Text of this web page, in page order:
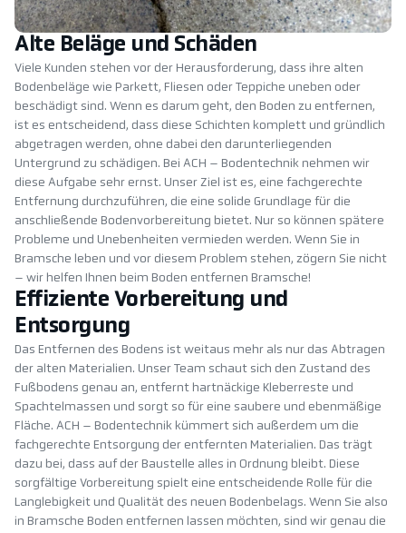
Alte Beläge und Schäden
Viele Kunden stehen vor der Herausforderung, dass ihre alten
Bodenbeläge wie Parkett, Fliesen oder Teppiche uneben oder
beschädigt sind. Wenn es darum geht, den Boden zu entfernen,
ist es entscheidend, dass diese Schichten komplett und gründlich
abgetragen werden, ohne dabei den darunterliegenden
Untergrund zu schädigen. Bei ACH – Bodentechnik nehmen wir
diese Aufgabe sehr ernst. Unser Ziel ist es, eine fachgerechte
Entfernung durchzuführen, die eine solide Grundlage für die
anschließende Bodenvorbereitung bietet. Nur so können spätere
Probleme und Unebenheiten vermieden werden. Wenn Sie in
Bramsche leben und vor diesem Problem stehen, zögern Sie nicht
– wir helfen Ihnen beim Boden entfernen Bramsche!
Effiziente Vorbereitung und
Entsorgung
Das Entfernen des Bodens ist weitaus mehr als nur das Abtragen
der alten Materialien. Unser Team schaut sich den Zustand des
Fußbodens genau an, entfernt hartnäckige Kleberreste und
Spachtelmassen und sorgt so für eine saubere und ebenmäßige
Fläche. ACH – Bodentechnik kümmert sich außerdem um die
fachgerechte Entsorgung der entfernten Materialien. Das trägt
dazu bei, dass auf der Baustelle alles in Ordnung bleibt. Diese
sorgfältige Vorbereitung spielt eine entscheidende Rolle für die
Langlebigkeit und Qualität des neuen Bodenbelags. Wenn Sie also
in Bramsche Boden entfernen lassen möchten, sind wir genau die